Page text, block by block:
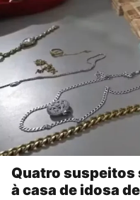
Quatro suspeitos
à casa de idosa